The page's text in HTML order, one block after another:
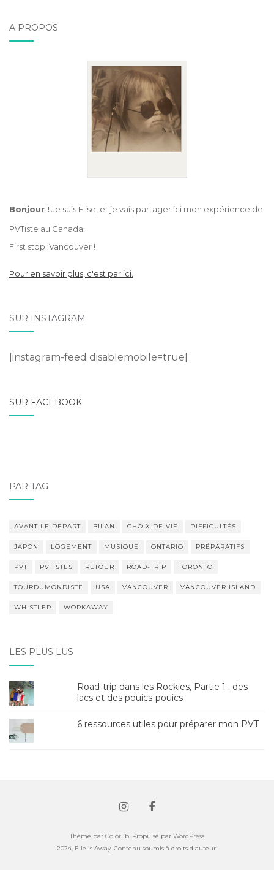
A PROPOS
Bonjour ! Je suis Elise, et je vais partager ici mon expérience de
PVTiste au Canada.
First stop: Vancouver !
Pour en savoir plus, c'est par ici.
SUR INSTAGRAM
[instagram-feed disablemobile=true]
SUR FACEBOOK
PAR TAG
AVANT LE DEPART BILAN CHOIX DE VIE DIFFICULTÉS
JAPON LOGEMENT MUSIQUE ONTARIO PRÉPARATIFS
PVT PVTISTES RETOUR ROAD-TRIP TORONTO
TOURDUMONDISTE USA VANCOUVER VANCOUVER ISLAND
WHISTLER WORKAWAY
LES PLUS LUS
Road-trip dans les Rockies, Partie 1 : des
lacs et des pouics-pouics
6 ressources utiles pour préparer mon PVT
Thème par Colorlib . Propulsé par WordPress